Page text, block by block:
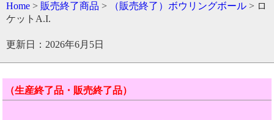
Home > 販売終了商品 > （販売終了）ボウリングボール > ロ
ケットA.I.
更新日：2026年6月5日
（生産終了品・販売終了品）